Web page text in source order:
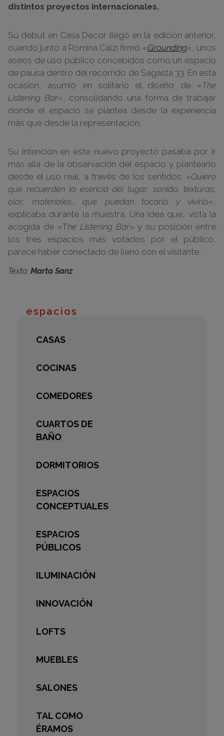
distintos proyectos internacionales.
Su debut en Casa Decor llegó en la edición anterior,
cuando junto a Romina Calzi firmó «Grounding«, unos
aseos de uso público concebidos como un espacio
de pausa dentro del recorrido de Sagasta 33. En esta
ocasión, asumió en solitario el diseño de «The
Listening Bar«, consolidando una forma de trabajar
donde el espacio se plantea desde la experiencia
más que desde la representación.
Su intención en este nuevo proyecto pasaba por ir
más allá de la observación del espacio y plantearlo
desde el uso real, a través de los sentidos. «Quiero
que recuerden la esencia del lugar: sonido, texturas,
olor, materiales… que puedan tocarlo y vivirlo«,
explicaba durante la muestra. Una idea que, vista la
acogida de «The Listening Bar» y su posición entre
los tres espacios más votados por el público,
parece haber conectado de lleno con el visitante.
Texto: Marta Sanz
espacios
CASAS
COCINAS
COMEDORES
CUARTOS DE
BAÑO
DORMITORIOS
ESPACIOS
CONCEPTUALES
ESPACIOS
PÚBLICOS
ILUMINACIÓN
INNOVACIÓN
LOFTS
MUEBLES
SALONES
TAL COMO
ÉRAMOS